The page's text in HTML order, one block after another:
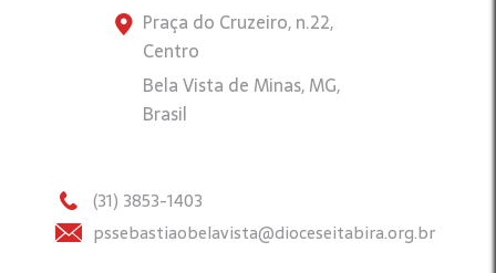
Praça do Cruzeiro, n.22,
Centro
Bela Vista de Minas, MG,
Brasil
(31) 3853-1403
pssebastiaobelavista@dioceseitabira.org.br